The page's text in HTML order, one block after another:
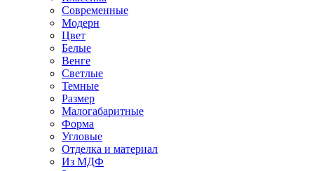
Современные
Модерн
Цвет
Белые
Венге
Светлые
Темные
Размер
Малогабаритные
Форма
Угловые
Отделка и материал
Из МДФ